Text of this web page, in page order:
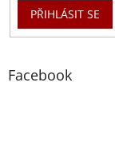
PŘIHLÁSIT SE
Facebook